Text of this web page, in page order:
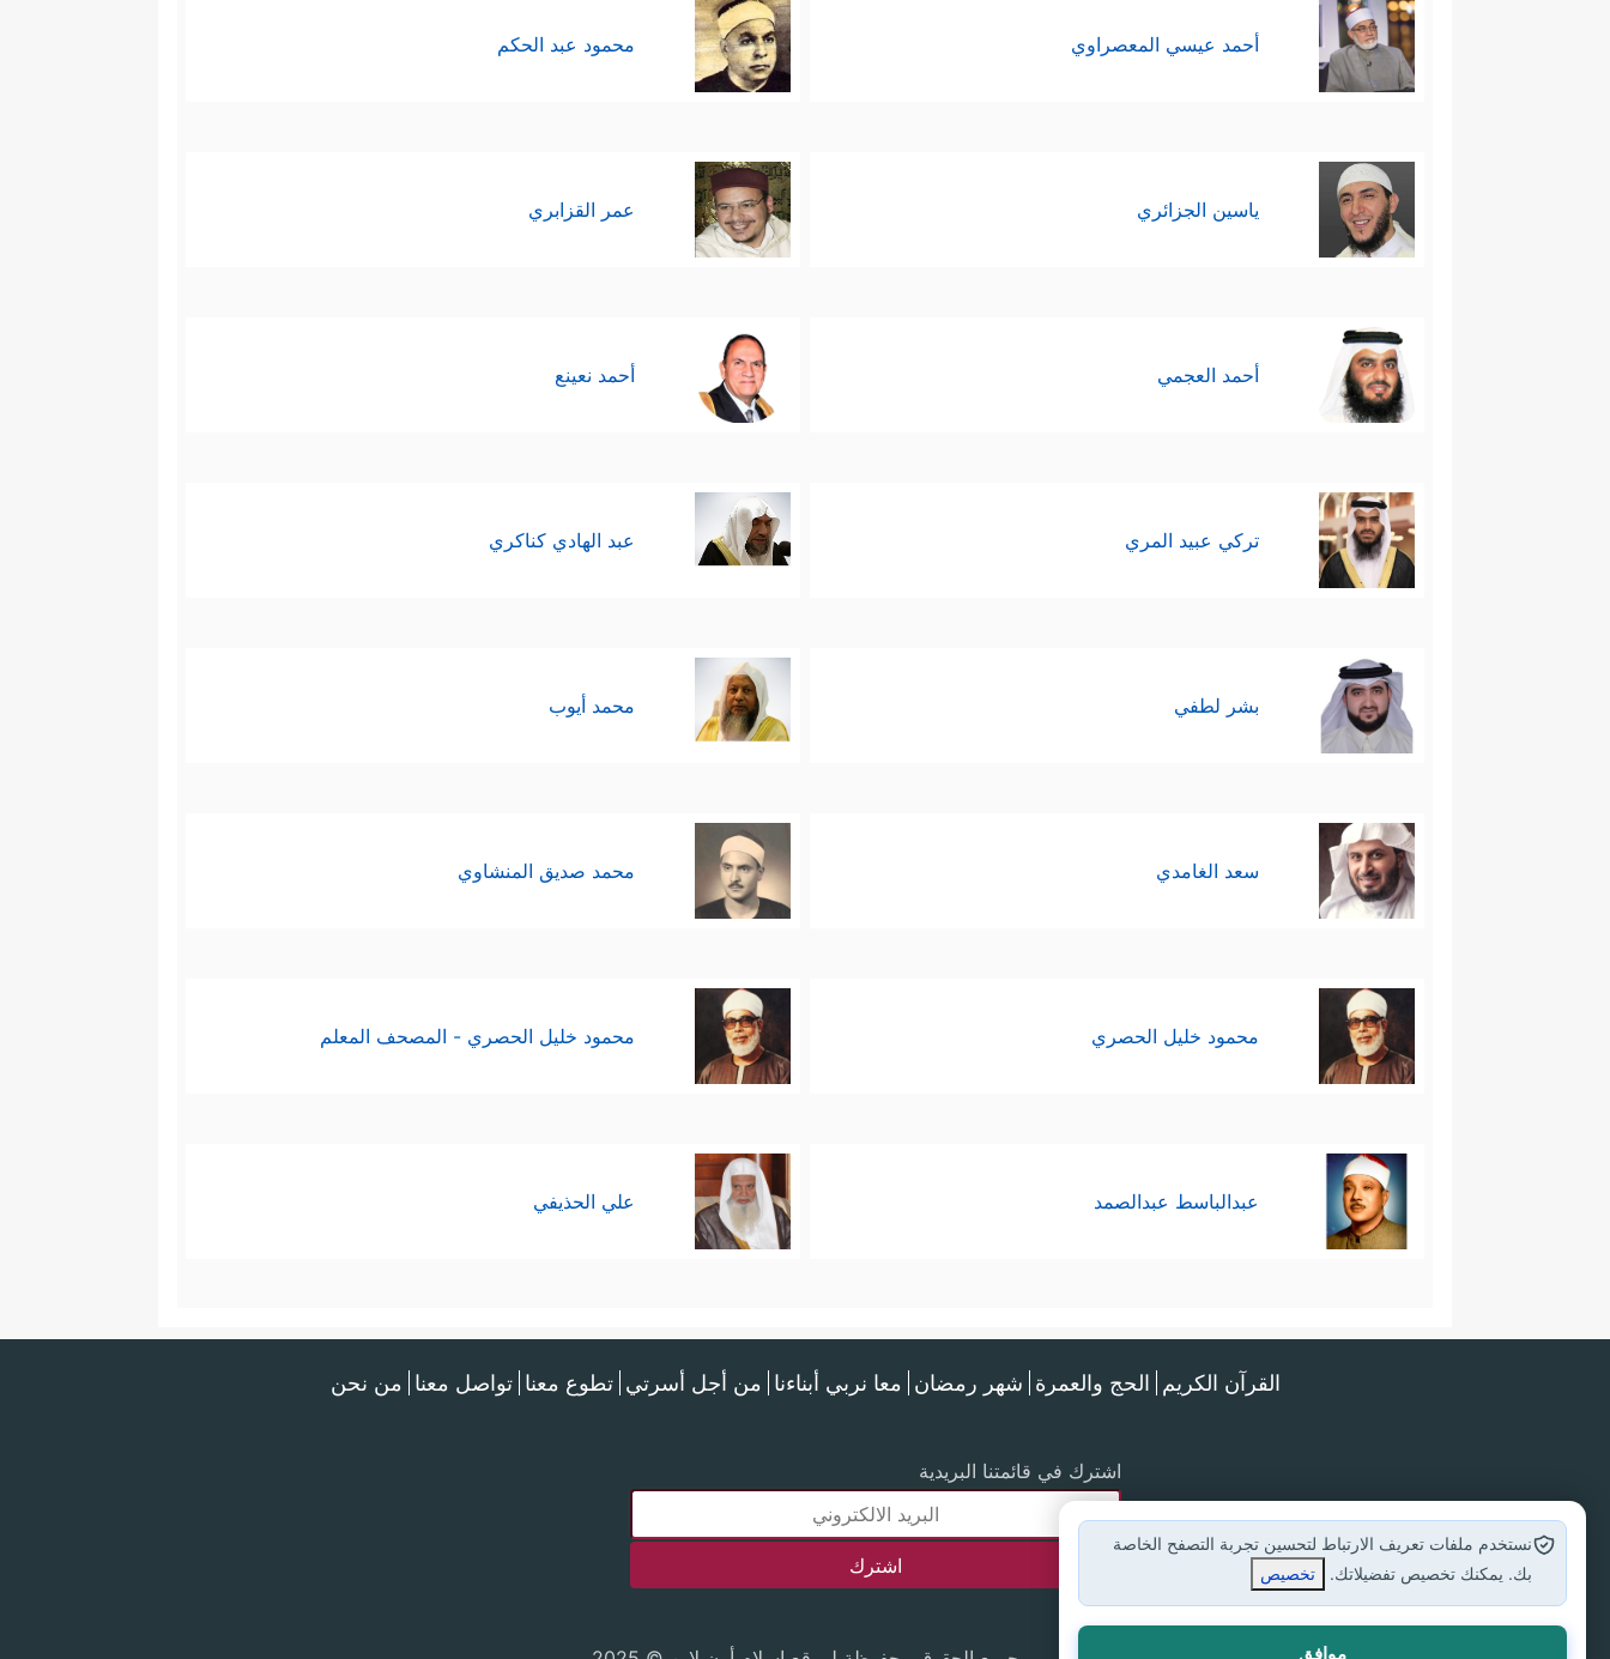
أحمد عيسي المعصراوي محمود عبد الحكم
ياسين الجزائري عمر القزابري
أحمد العجمي أحمد نعينع
تركي عبيد المري عبد الهادي كناكري
بشر لطفي محمد أيوب
سعد الغامدي محمد صديق المنشاوي
محمود خليل الحصري محمود خليل الحصري - المصحف المعلم
عبدالباسط عبدالصمد علي الحذيفي
القرآن الكريم الحج والعمرة شهر رمضان معا نربي أبناءنا من أجل أسرتي تطوع معنا تواصل معنا من نحن
اشترك في قائمتنا البريدية
نستخدم ملفات تعريف الارتباط لتحسين تجربة التصفح الخاصة
بك. يمكنك تخصيص تفضيلاتك.
تخصيص
موافق